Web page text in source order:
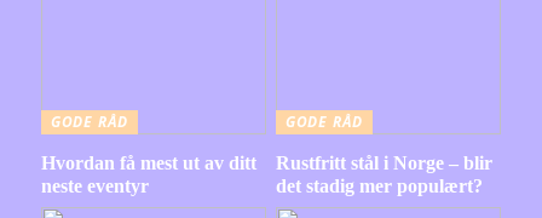
GODE RÅD
Hvordan få mest ut av ditt
neste eventyr
GODE RÅD
Rustfritt stål i Norge – blir
det stadig mer populært?